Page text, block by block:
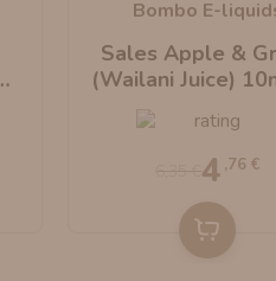
Sales Apple &
(Wailani Juice)
4 ,76 €